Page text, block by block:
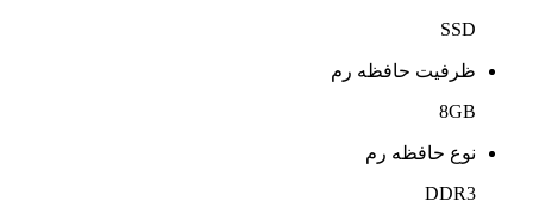
SSD
ظرفیت حافظه رم
8GB
نوع حافظه رم
DDR3